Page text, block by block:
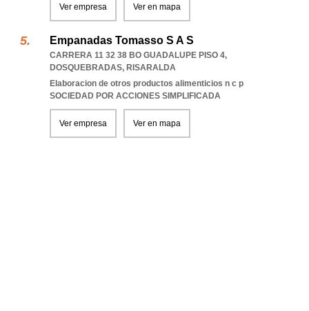
Ver empresa Ver en mapa
Empanadas Tomasso S A S
CARRERA 11 32 38 BO GUADALUPE PISO 4,
DOSQUEBRADAS, RISARALDA
Elaboracion de otros productos alimenticios n c p
SOCIEDAD POR ACCIONES SIMPLIFICADA
Ver empresa Ver en mapa